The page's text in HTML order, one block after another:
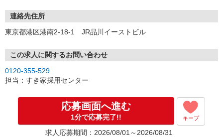
連絡先住所
東京都港区港南2-18-1 JR品川イーストビル
この求人に関するお問い合わせ
0120-355-529
担当：すき家採用センター
応募画面へ進む
1分で応募完了!! キープ
求人応募期間：2026/08/01～2026/08/31